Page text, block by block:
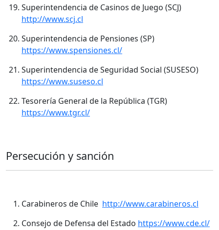
Superintendencia de Casinos de Juego (SCJ)
http://www.scj.cl
Superintendencia de Pensiones (SP)
https://www.spensiones.cl/
Superintendencia de Seguridad Social (SUSESO)
https://www.suseso.cl
Tesorería General de la República (TGR)
https://www.tgr.cl/
Persecución y sanción
Carabineros de Chile http://www.carabineros.cl
Consejo de Defensa del Estado https://www.cde.cl/